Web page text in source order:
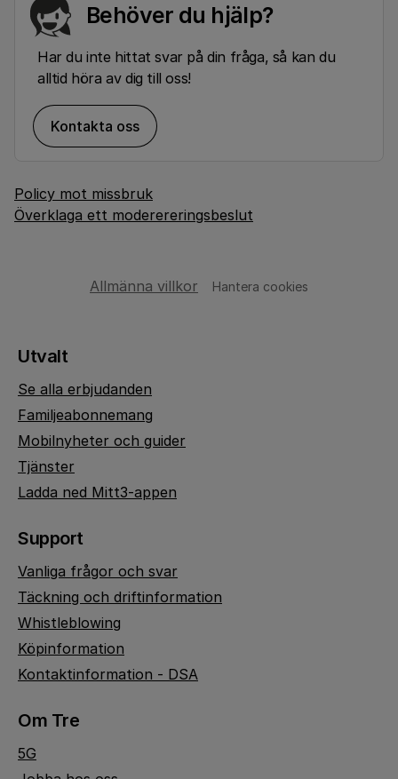
Behöver du hjälp?
Har du inte hittat svar på din fråga, så kan du
alltid höra av dig till oss!
Kontakta oss
Policy mot missbruk
Överklaga ett moderereringsbeslut
Allmänna villkor Hantera cookies
Utvalt
Se alla erbjudanden
Familjeabonnemang
Mobilnyheter och guider
Tjänster
Ladda ned Mitt3-appen
Support
Vanliga frågor och svar
Täckning och driftinformation
Whistleblowing
Köpinformation
Kontaktinformation - DSA
Om Tre
5G